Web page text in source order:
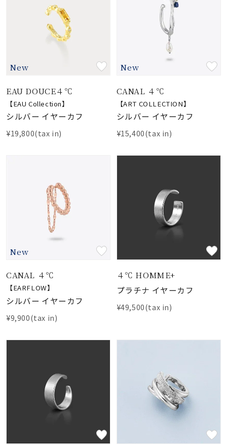
リングサイズ
New
EAU DOUCE４℃
【EAU Collection】
シルバー イヤーカフ
¥19,800(tax in)
New
CANAL ４℃
【ART COLLECTION】
シルバー イヤーカフ
¥15,400(tax in)
New
CANAL ４℃
【EARFLOW】
シルバー イヤーカフ
¥9,900(tax in)
４℃ HOMME+
プラチナ イヤーカフ
¥49,500(tax in)